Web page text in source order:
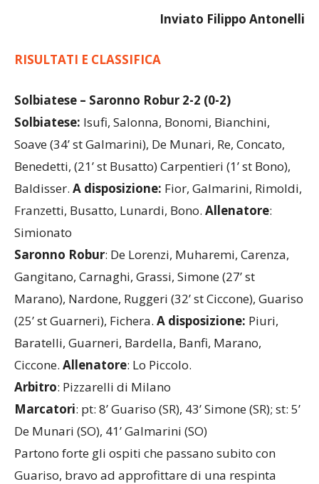
Inviato Filippo Antonelli
RISULTATI E CLASSIFICA
Solbiatese – Saronno Robur 2-2 (0-2)
Solbiatese: Isufi, Salonna, Bonomi, Bianchini,
Soave (34’ st Galmarini), De Munari, Re, Concato,
Benedetti, (21’ st Busatto) Carpentieri (1’ st Bono),
Baldisser. A disposizione: Fior, Galmarini, Rimoldi,
Franzetti, Busatto, Lunardi, Bono. Allenatore:
Simionato
Saronno Robur: De Lorenzi, Muharemi, Carenza,
Gangitano, Carnaghi, Grassi, Simone (27’ st
Marano), Nardone, Ruggeri (32’ st Ciccone), Guariso
(25’ st Guarneri), Fichera. A disposizione: Piuri,
Baratelli, Guarneri, Bardella, Banfi, Marano,
Ciccone. Allenatore: Lo Piccolo.
Arbitro: Pizzarelli di Milano
Marcatori: pt: 8’ Guariso (SR), 43’ Simone (SR); st: 5’
De Munari (SO), 41’ Galmarini (SO)
Partono forte gli ospiti che passano subito con
Guariso, bravo ad approfittare di una respinta